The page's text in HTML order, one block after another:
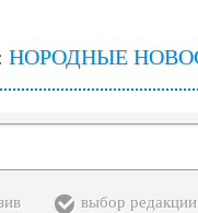
НОРОДНЫЕ
выбор редакции